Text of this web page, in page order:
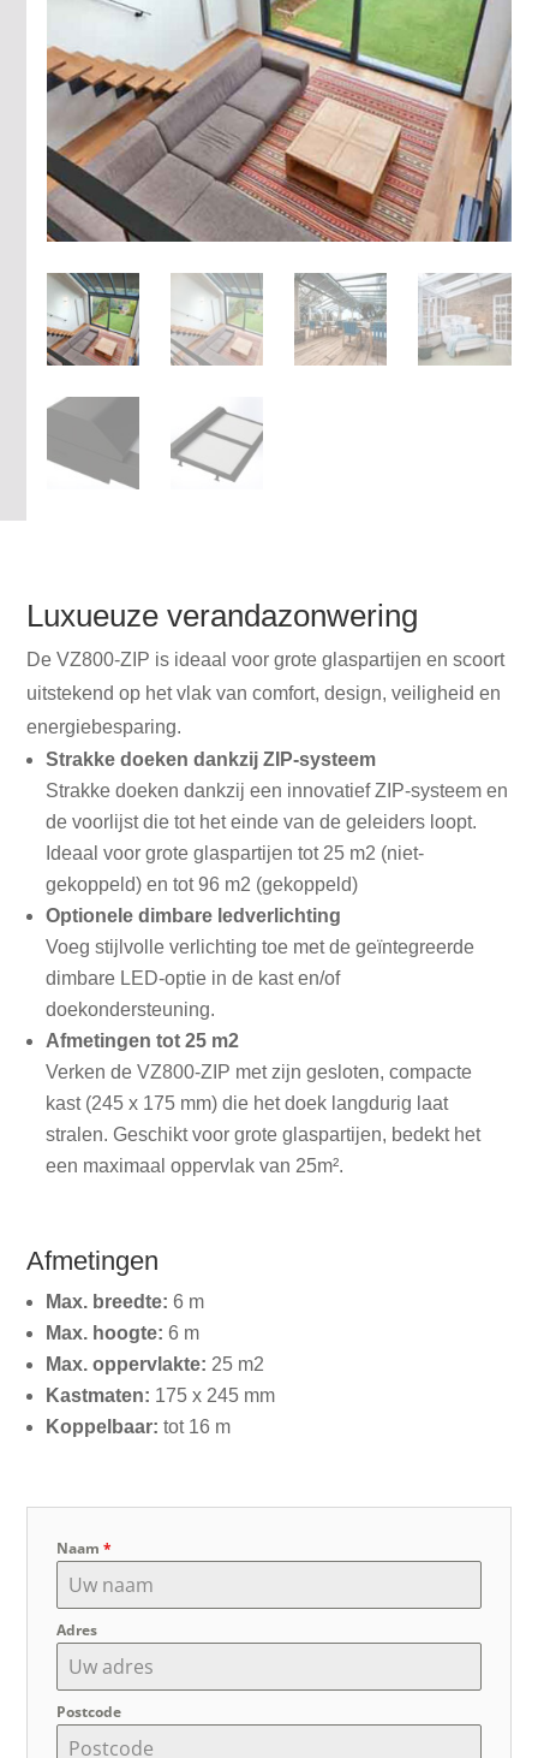
Luxueuze verandazonwering
De VZ800-ZIP is ideaal voor grote glaspartijen en scoort
uitstekend op het vlak van comfort, design, veiligheid en
energiebesparing.
Strakke doeken dankzij ZIP-systeem
Strakke doeken dankzij een innovatief ZIP-systeem en
de voorlijst die tot het einde van de geleiders loopt.
Ideaal voor grote glaspartijen tot 25 m2 (niet-
gekoppeld) en tot 96 m2 (gekoppeld)
Optionele dimbare ledverlichting
Voeg stijlvolle verlichting toe met de geïntegreerde
dimbare LED-optie in de kast en/of
doekondersteuning.
Afmetingen tot 25 m2
Verken de VZ800-ZIP met zijn gesloten, compacte
kast (245 x 175 mm) die het doek langdurig laat
stralen. Geschikt voor grote glaspartijen, bedekt het
een maximaal oppervlak van 25m².
Afmetingen
Max. breedte: 6 m
Max. hoogte: 6 m
Max. oppervlakte: 25 m2
Kastmaten: 175 x 245 mm
Koppelbaar: tot 16 m
Naam*
Adres
Postcode